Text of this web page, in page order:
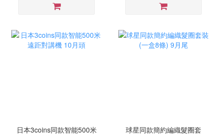
日本3coins同款智能500米
球星同款簡約編織髮圈套